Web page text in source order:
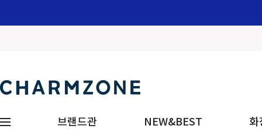
브랜드관 NEW&BEST 화